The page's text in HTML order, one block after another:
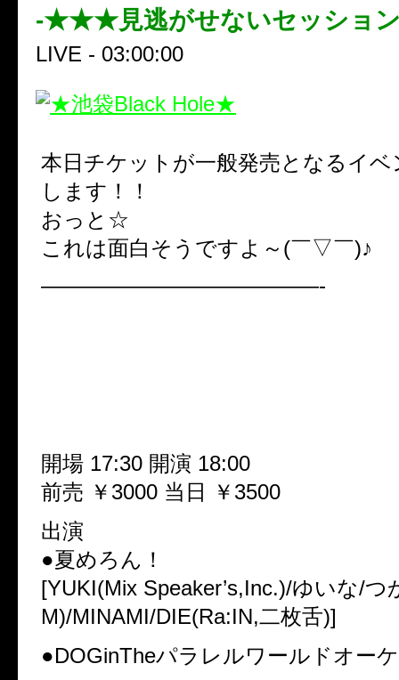
-★★★見逃がせないセッショ
LIVE - 03:00:00
本日チケットが一般発売となるイ
します！！
おっと☆
これは面白そうですよ～(￣▽￣)♪
—————————————-
開場 17:30 開演 18:00
前売 ￥3000 当日 ￥3500
出演
●夏めろん！
[YUKI(Mix Speaker’s,Inc.)/ゆいな/つ
M)/MINAMI/DIE(Ra:IN,二枚舌)]
●DOGinTheパラレルワールドオー